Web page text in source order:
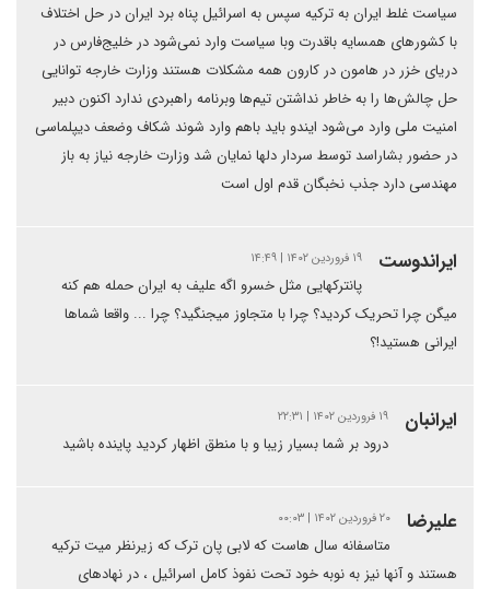
سیاست غلط ایران به ترکیه سپس به اسرائیل پناه برد ایران در حل اختلاف
با کشورهای همسایه باقدرت وبا سیاست وارد نمی‌شود در خلیج‌فارس در
دریای خزر در هامون در کارون همه مشکلات هستند وزارت خارجه توانایی
حل چالش‌ها را به خاطر نداشتن تیم‌ها وبرنامه راهبردی ندارد اکنون دبیر
امنیت ملی وارد می‌شود ایندو باید باهم وارد شوند شکاف وضعف دیپلماسی
در حضور بشاراسد توسط سردار دلها نمایان شد وزارت خارجه نیاز به باز
مهندسی دارد جذب نخبگان قدم اول است
ایراندوست ۱۹ فروردین ۱۴۰۲ | ۱۴:۴۹
پانترکهایی مثل خسرو اگه علیف به ایران حمله هم کنه
میگن چرا تحریک کردید؟ چرا با متجاوز میجنگید؟ چرا ... واقعا شماها
ایرانی هستید!؟
ایرانبان ۱۹ فروردین ۱۴۰۲ | ۲۲:۳۱
درود بر شما بسیار زیبا و با منطق اظهار کردید پاینده باشید
علیرضا ۲۰ فروردین ۱۴۰۲ | ۰۰:۰۳
متاسفانه سال هاست که لابی پان ترک که زیرنظر میت ترکیه
هستند و آنها نیز به نوبه خود تحت نفوذ کامل اسرائیل ، در نهادهای